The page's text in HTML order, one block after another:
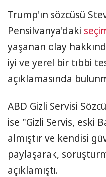
Trump'ın sözcüsü
Pensilvanya'daki
yaşanan olay
iyi ve yerel bir tıbbi
açıklamasında
ABD Gizli Servisi
ise "Gizli Servis, eski
almıştır ve kendisi
paylaşarak,
açıklamıştı.